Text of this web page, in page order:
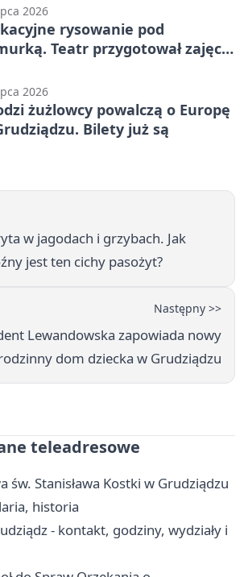
2026
rysowanie pod
Teatr przygotował zajęcia
2026
żużlowcy powalczą o Europę
Bilety już są
w jagodach i grzybach. Jak
jest ten cichy pasożyt?
Następny >>
Lewandowska zapowiada nowy
dom dziecka w Grudziądzu
teleadresowe
św. Stanisława Kostki w Grudziądzu
historia
- kontakt, godziny, wydziały i